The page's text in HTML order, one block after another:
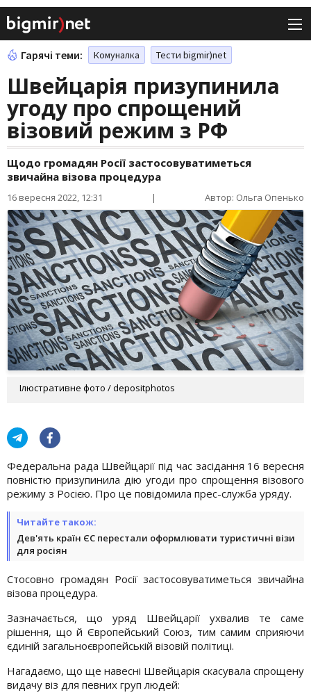
Гарячі теми: Комуналка Тести bigmir)net
Швейцарія призупинила
угоду про спрощений
візовий режим з РФ
Щодо громадян Росії застосовуватиметься
звичайна візова процедура
16 вересня 2022, 12:31 | Автор: Ольга Опенько
Ілюстративне фото / depositphotos
Федеральна рада Швейцарії під час засідання 16 вересня
повністю призупинила дію угоди про спрощення візового
режиму з Росією. Про це повідомила прес-служба уряду.
Читайте також:
Дев'ять країн ЄС перестали оформлювати туристичні візи
для росіян
Стосовно громадян Росії застосовуватиметься звичайна
візова процедура.
Зазначається, що уряд Швейцарії ухвалив те саме
рішення, що й Європейський Союз, тим самим сприяючи
єдиній загальноєвропейській візовій політиці.
Нагадаємо, що ще навесні Швейцарія скасувала спрощену
видачу віз для певних груп людей: